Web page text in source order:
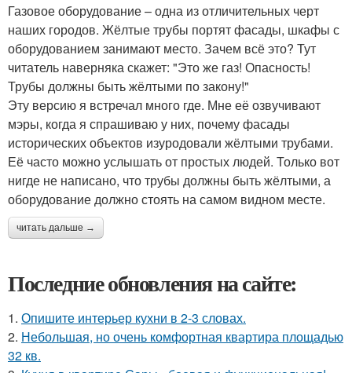
Газовое оборудование – одна из отличительных черт
наших городов. Жёлтые трубы портят фасады, шкафы с
оборудованием занимают место. Зачем всё это? Тут
читатель наверняка скажет: "Это же газ! Опасность!
Трубы должны быть жёлтыми по закону!"
Эту версию я встречал много где. Мне её озвучивают
мэры, когда я спрашиваю у них, почему фасады
исторических объектов изуродовали жёлтыми трубами.
Её часто можно услышать от простых людей. Только вот
нигде не написано, что трубы должны быть жёлтыми, а
оборудование должно стоять на самом видном месте.
читать дальше →
Последние обновления на сайте:
1. Опишите интерьер кухни в 2-3 словах.
2. Небольшая, но очень комфортная квартира площадью
32 кв.